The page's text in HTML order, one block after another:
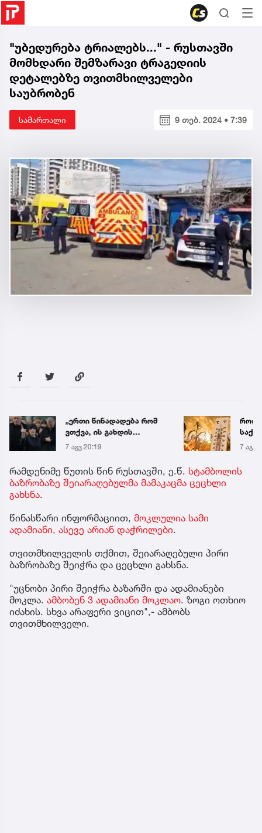
"უბედურება ტრიალებს..." - რუსთავში
მომხდარი შემზარავი ტრაგედიის
დეტალებზე თვითმხილველები
საუბრობენ
სამართალი 9 თებ. 2024 • 7:39
„ერთი წინადადება რომ
ვთქვა, ის გახდის
ნათელს, თუ რატომ იყო
ნია იმნაძე
წამქეზებელი...“ - გიგა
ავალიანის დედა
7 აგვ 20:19 7 აგვ
რამდენიმე წუთის წინ რუსთავში, ე.წ. სტამბოლის
ბაზრობაზე შეიარაღებულმა მამაკაცმა ცეცხლი
გახსნა.
წინასწარი ინფორმაციით, მოკლულია სამი
ადამიანი, ასევე არიან დაჭრილები.
თვითმხილველის თქმით, შეიარაღებული პირი
ბაზრობაზე შეიჭრა და ცეცხლი გახსნა.
"უცნობი პირი შეიჭრა ბაზარში და ადამიანები
მოკლა. ამბობენ 3 ადამიანი მოკლაო. ზოგი ოთხიო
იძახის. სხვა არაფერი ვიცით",- ამბობს
თვითმხილველი.